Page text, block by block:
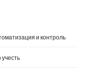
и контроль
учесть